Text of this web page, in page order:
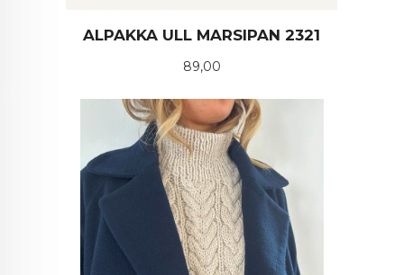
ALPAKKA ULL MARSIPAN 2321
Pris
89,00